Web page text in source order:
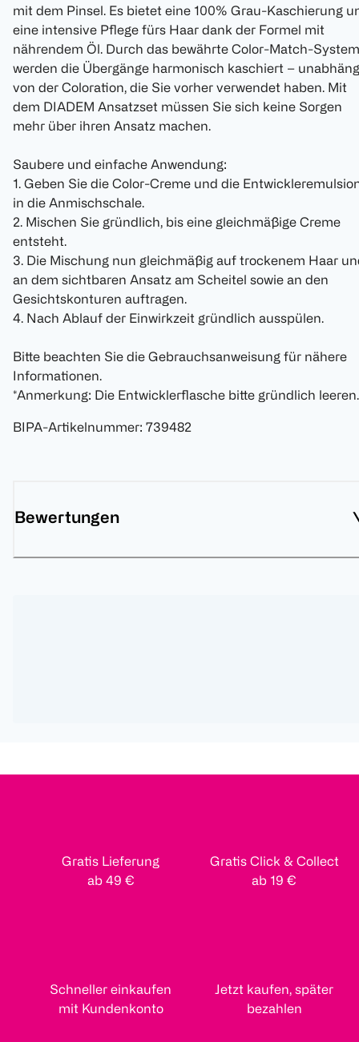
mit dem Pinsel. Es bietet eine 100% Grau-Kaschierung
eine intensive Pflege fürs Haar dank der Formel mit
nährendem Öl. Durch das bewährte Color-Match-System
werden die Übergänge harmonisch kaschiert –
von der Coloration, die Sie vorher verwendet haben. Mit
dem DIADEM Ansatzset müssen Sie sich keine Sorgen
mehr über ihren Ansatz machen.
Saubere und einfache Anwendung:
1. Geben Sie die Color-Creme und die
in die Anmischschale.
2. Mischen Sie gründlich, bis eine gleichmäßige Creme
entsteht.
3. Die Mischung nun gleichmäßig auf trockenem Haar
an dem sichtbaren Ansatz am Scheitel sowie an den
Gesichtskonturen auftragen.
4. Nach Ablauf der Einwirkzeit gründlich ausspülen.
Bitte beachten Sie die Gebrauchsanweisung für nähere
Informationen.
*Anmerkung: Die Entwicklerflasche bitte gründlich leeren.
BIPA-Artikelnummer: 739482
Bewertungen
Gratis Lieferung
ab 49 €
Gratis Click & Collect
ab 19 €
Schneller einkaufen
mit Kundenkonto
Jetzt kaufen, später
bezahlen